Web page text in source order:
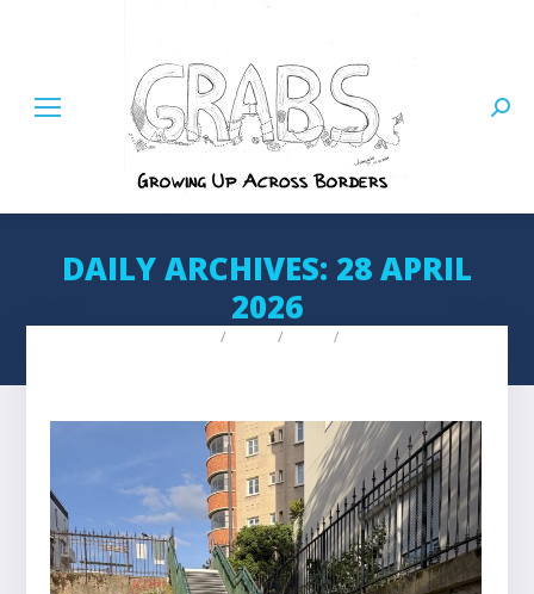
DAILY ARCHIVES: 28 APRIL
2026
You are here: